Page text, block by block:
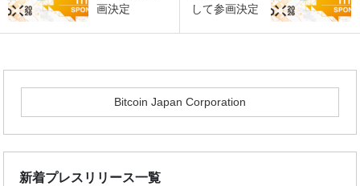
画決定
して参画決定
Bitcoin Japan Corporation
新着プレスリリース一覧